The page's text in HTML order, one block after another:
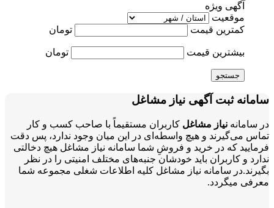
آگهی ویژه
موقعیت
کمترین قیمت
تومان
بیشترین قیمت تومان
جستجو
سامانه ثبت آگهی نیاز مشاغل
در سامانه نیاز مشاغل کاربران مستقیماً با صاحب کسب و کار
تماس می‌گیرند و هیچ واسطه‌ای در این میان وجود ندارد، پس دقت
فرمایید که در خرید و فروشِ شما سامانه نیاز مشاغل هیچ دخالتی
ندارد و کاربران باید خودشان جنبه‌های مختلف امنیتی را در نظر
بگیرند.در سامانه نیاز مشاغل کلیه اطلاعات شغلی مجموعه شما
معرفی میگردد.